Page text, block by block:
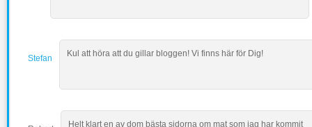
Stefan Kul att höra att du gillar bloggen! Vi finns här för Dig!
Helt klart en av dom bästa sidorna om mat som jag har kommit